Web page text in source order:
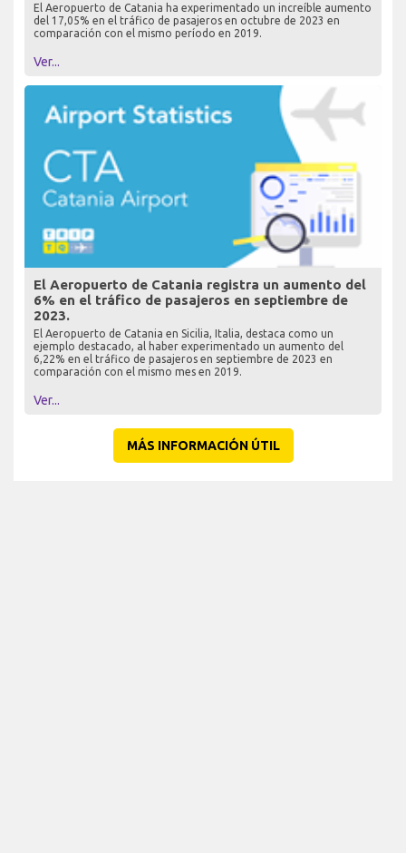
El Aeropuerto de Catania ha experimentado un increíble aumento
del 17,05% en el tráfico de pasajeros en octubre de 2023 en
comparación con el mismo período en 2019.
Ver...
El Aeropuerto de Catania registra un aumento del
6% en el tráfico de pasajeros en septiembre de
2023.
El Aeropuerto de Catania en Sicilia, Italia, destaca como un
ejemplo destacado, al haber experimentado un aumento del
6,22% en el tráfico de pasajeros en septiembre de 2023 en
comparación con el mismo mes en 2019.
Ver...
MÁS INFORMACIÓN ÚTIL